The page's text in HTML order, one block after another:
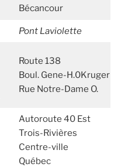
Bécancour
Pont Laviolette
Route 138
Boul. Gene-H.0Kruger
Rue Notre-Dame O.
Autoroute 40 Est
Trois-Rivières
Centre-ville
Québec